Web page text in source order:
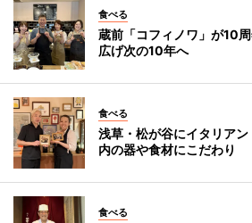
食べる
蔵前「コフィノワ」が10
広げ次の10年へ
食べる
浅草・松が谷にイタリア
内の器や食材にこだわり
食べる